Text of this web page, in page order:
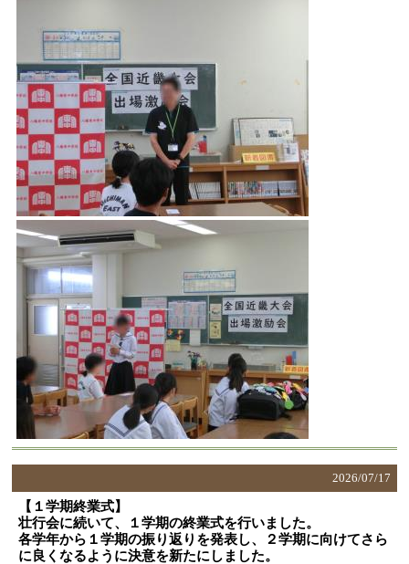
2026/07/17
【１学期終業式】
壮行会に続いて、１学期の終業式を行いました。
各学年から１学期の振り返りを発表し、２学期に向けてさら
に良くなるように決意を新たにしました。